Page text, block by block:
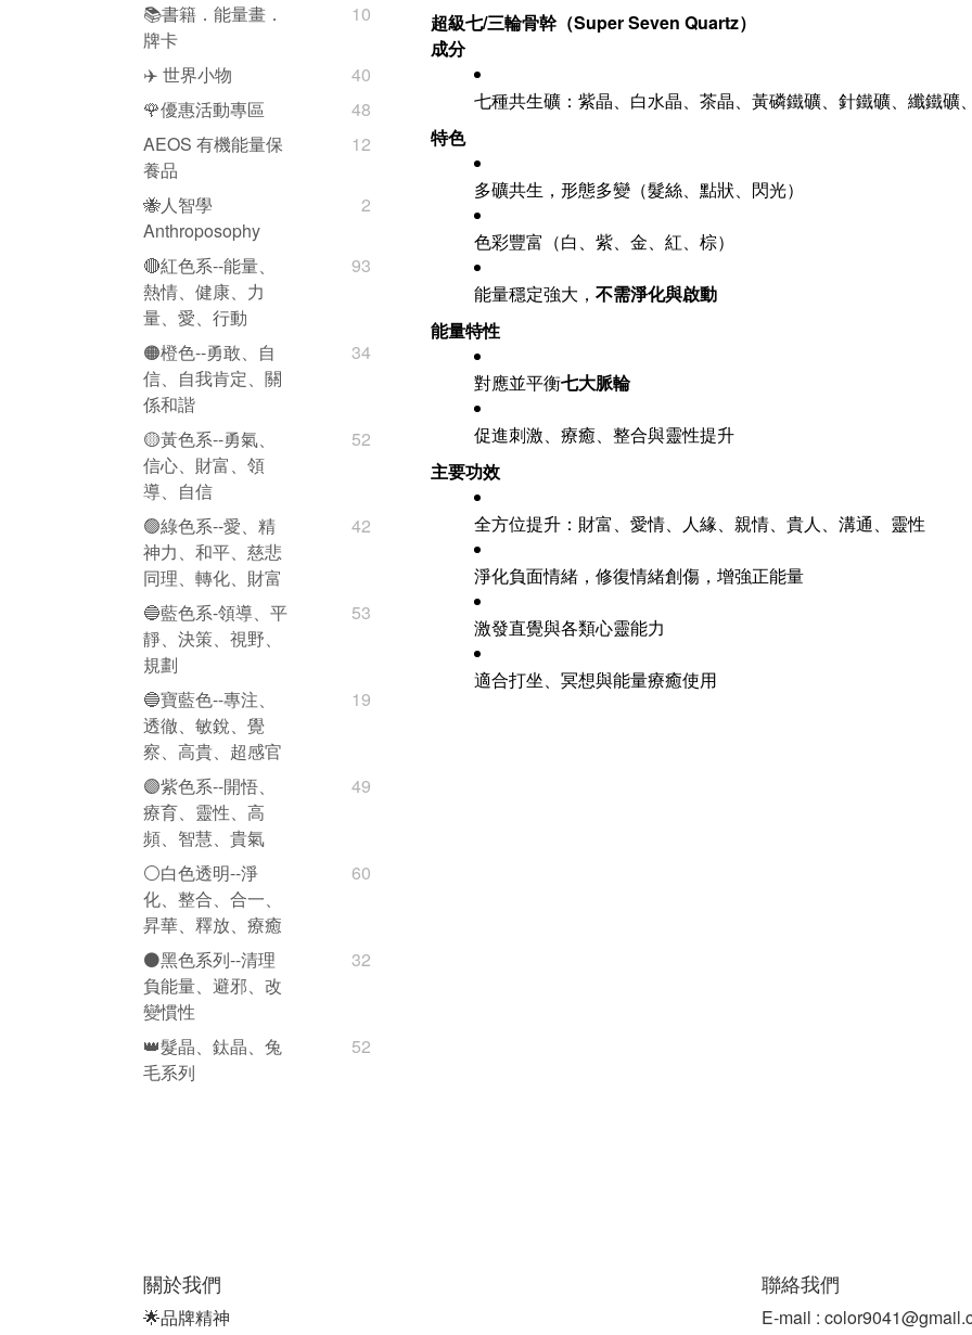
📚書籍．能量畫．
牌卡
10
✈️ 世界小物
40
🌹優惠活動專區
48
AEOS 有機能量保
養品
12
🐝人智學
Anthroposophy
2
🔴紅色系--能量、
熱情、健康、力
量、愛、行動
93
🟠橙色--勇敢、自
信、自我肯定、關
係和諧
34
🟡黃色系--勇氣、
信心、財富、領
導、自信
52
🟢綠色系--愛、精
神力、和平、慈悲
同理、轉化、財富
42
🔵藍色系-領導、平
靜、決策、視野、
規劃
53
🔵寶藍色--專注、
透徹、敏銳、覺
察、高貴、超感官
19
🟣紫色系--開悟、
療育、靈性、高
頻、智慧、貴氣
49
⚪️白色透明--淨
化、整合、合一、
昇華、釋放、療癒
60
⚫️黑色系列--清理
負能量、避邪、改
變慣性
32
👑髮晶、鈦晶、兔
毛系列
52
超級七/三輪骨幹（Super Seven Quartz）
成分
七種共生礦：紫晶、白水晶、茶晶、黃磷鐵礦、針鐵礦、纖鐵礦
特色
多礦共生，形態多變（髮絲、點狀、閃光）
色彩豐富（白、紫、金、紅、棕）
能量穩定強大， 不需淨化與啟動
能量特性
對應並平衡七大脈輪
促進刺激、療癒、整合與靈性提升
主要功效
全方位提升：財富、愛情、人緣、親情、貴人、溝通、靈性
淨化負面情緒，修復情緒創傷，增強正能量
激發直覺與各類心靈能力
適合打坐、冥想與能量療癒使用
關於我們
🌟品牌精神
聯絡我們
E-mail :